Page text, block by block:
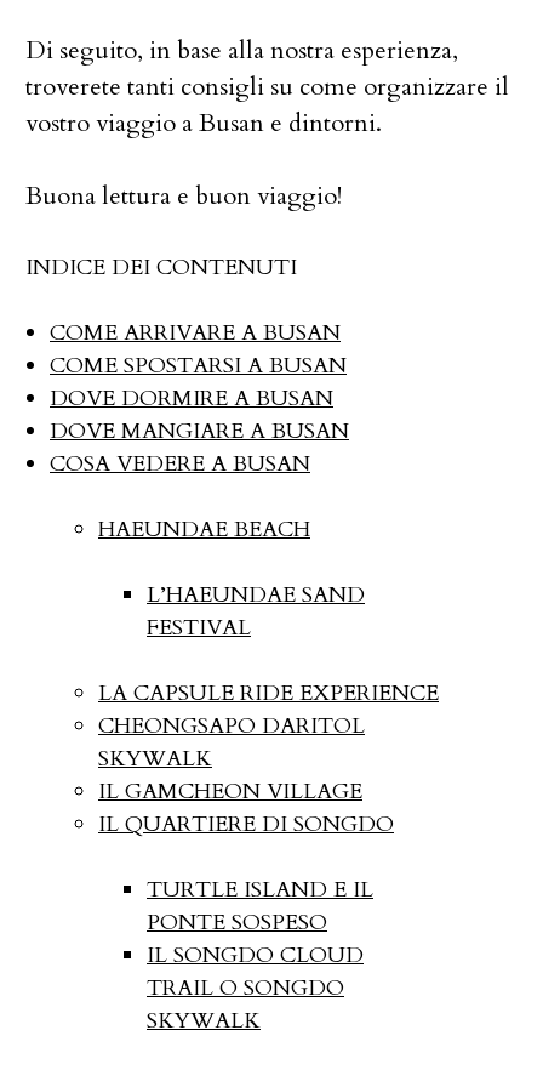
Di seguito, in base alla nostra esperienza,
troverete tanti consigli su come organizzare il
vostro viaggio a Busan e dintorni.
Buona lettura e buon viaggio!
INDICE DEI CONTENUTI
COME ARRIVARE A BUSAN
COME SPOSTARSI A BUSAN
DOVE DORMIRE A BUSAN
DOVE MANGIARE A BUSAN
COSA VEDERE A BUSAN
HAEUNDAE BEACH
L’HAEUNDAE SAND
FESTIVAL
LA CAPSULE RIDE EXPERIENCE
CHEONGSAPO DARITOL
SKYWALK
IL GAMCHEON VILLAGE
IL QUARTIERE DI SONGDO
TURTLE ISLAND E IL
PONTE SOSPESO
IL SONGDO CLOUD
TRAIL O SONGDO
SKYWALK